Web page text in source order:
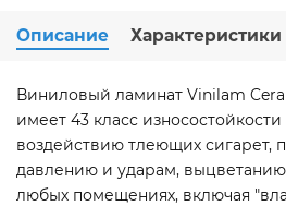
Описание Характеристики
Виниловый ламинат Vinilam
имеет 43 класс износостойкости
воздействию тлеющих сигарет,
давлению и ударам,
любых помещениях, включая